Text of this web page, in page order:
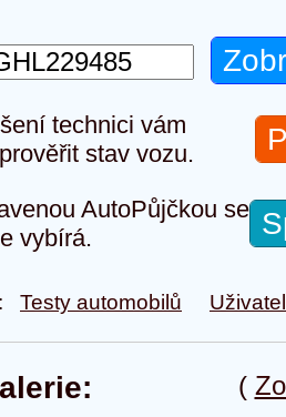
technici vám
stav vozu.
AutoPůjčkou se
vybírá.
: Testy automobilů
(